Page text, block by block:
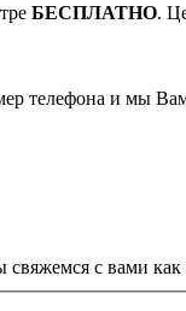
БЕСПЛАТНО.
телефона и мы
с вами как